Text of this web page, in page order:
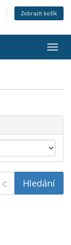
Zobrazit košík